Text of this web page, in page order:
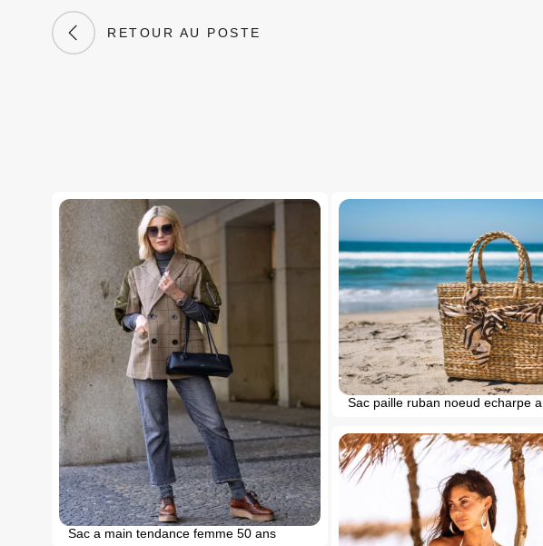
RETOUR AU POSTE
Sac a main tendance femme 50 ans
Sac paille ruban noeud echarpe a